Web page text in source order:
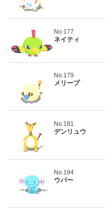
No.177
ネイティ
No.179
メリープ
No.181
デンリュウ
No.194
ウパー